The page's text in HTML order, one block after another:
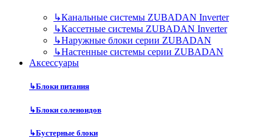
↳Канальные системы ZUBADAN Inverter
↳Кассетные системы ZUBADAN Inverter
↳Наружные блоки серии ZUBADAN
↳Настенные системы серии ZUBADAN
Аксесcуары
↳Блоки питания
↳Блоки соленоидов
↳Бустерные блоки